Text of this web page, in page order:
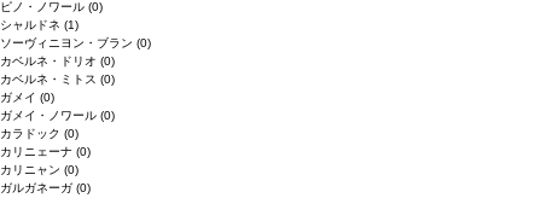
ピノ・ノワール (0)
シャルドネ (1)
ソーヴィニヨン・ブラン (0)
カベルネ・ドリオ (0)
カベルネ・ミトス (0)
ガメイ (0)
ガメイ・ノワール (0)
カラドック (0)
カリニェーナ (0)
カリニャン (0)
ガルガネーガ (0)